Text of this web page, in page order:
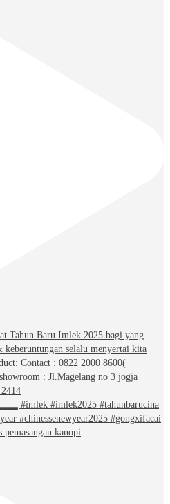
pemasangan kanopi